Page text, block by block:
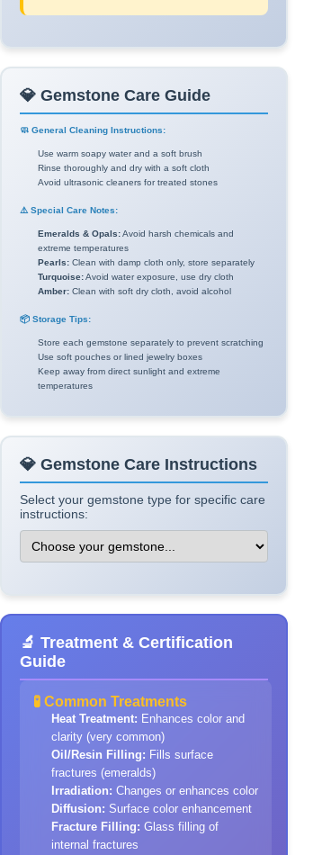
💎 Gemstone Care Guide
🧼 General Cleaning Instructions:
Use warm soapy water and a soft brush
Rinse thoroughly and dry with a soft cloth
Avoid ultrasonic cleaners for treated stones
⚠️ Special Care Notes:
Emeralds & Opals:Avoid harsh chemicals and
extreme temperatures
Pearls: Clean with damp cloth only, store separately
Turquoise:Avoid water exposure, use dry cloth
Amber: Clean with soft dry cloth, avoid alcohol
📦 Storage Tips:
Store each gemstone separately to prevent scratching
Use soft pouches or lined jewelry boxes
Keep away from direct sunlight and extreme
temperatures
💎 Gemstone Care Instructions
Select your gemstone type for specific care
instructions:
🔬 Treatment & Certification
Guide
🧪 Common Treatments
Heat Treatment: Enhances color and
clarity (very common)
Oil/Resin Filling: Fills surface
fractures (emeralds)
Irradiation: Changes or enhances color
Diffusion: Surface color enhancement
Fracture Filling: Glass filling of
internal fractures